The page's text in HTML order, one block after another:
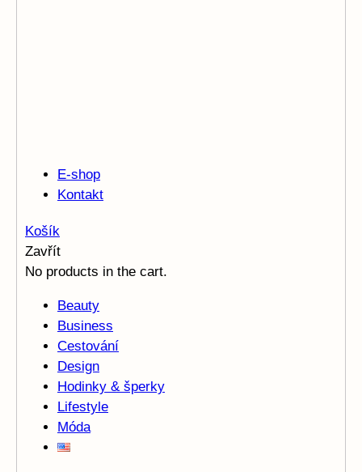
E-shop
Kontakt
Košík
Zavřít
No products in the cart.
Beauty
Business
Cestování
Design
Hodinky & šperky
Lifestyle
Móda